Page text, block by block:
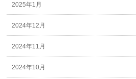
2025年1月
2024年12月
2024年11月
2024年10月